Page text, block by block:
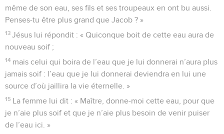
même de son eau, ses fils et ses troupeaux en ont bu aussi.
Penses-tu être plus grand que Jacob ? »
13 Jésus lui répondit : « Quiconque boit de cette eau aura de
nouveau soif ;
14 mais celui qui boira de l’eau que je lui donnerai n’aura plus
jamais soif : l’eau que je lui donnerai deviendra en lui une
source d’où jaillira la vie éternelle. »
15 La femme lui dit : « Maître, donne-moi cette eau, pour que
je n’aie plus soif et que je n’aie plus besoin de venir puiser
de l’eau ici. »